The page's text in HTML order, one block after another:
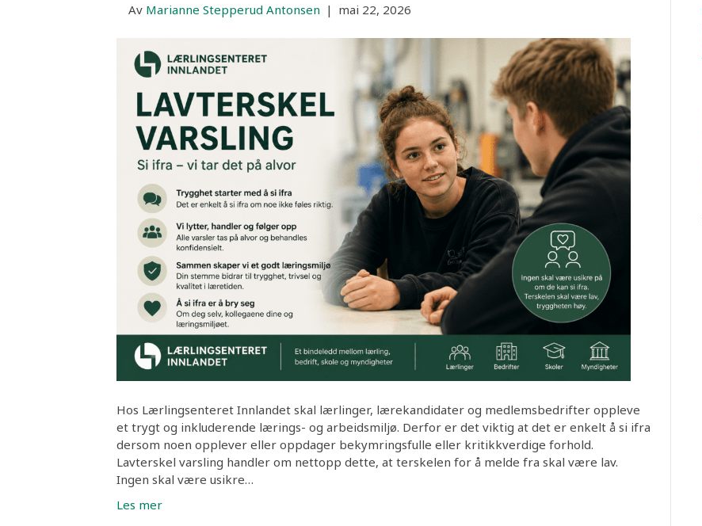
Av Marianne Stepperud Antonsen | mai 22, 2026
Hos Lærlingsenteret Innlandet skal lærlinger, lærekandidater og medlemsbedrifter oppleve
et trygt og inkluderende lærings- og arbeidsmiljø. Derfor er det viktig at det er enkelt å si ifra
dersom noen opplever eller oppdager bekymringsfulle eller kritikkverdige forhold.
Lavterskel varsling handler om nettopp dette, at terskelen for å melde fra skal være lav.
Ingen skal være usikre…
Les mer